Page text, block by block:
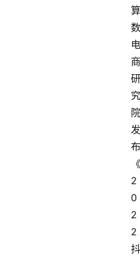
算
数
电
商
研
究
院
发
布
《
2
0
2
2
抖